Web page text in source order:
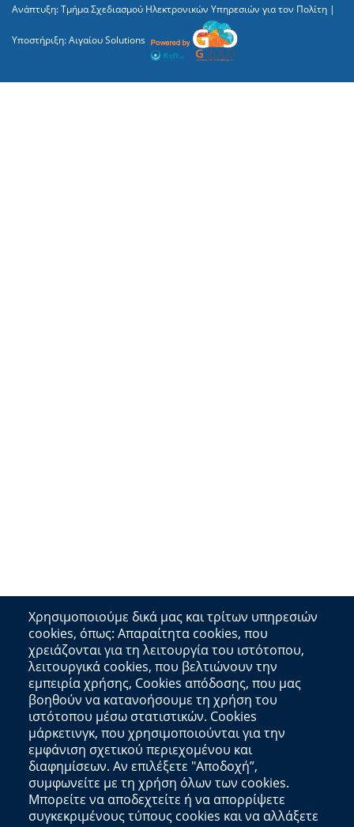
Χρησιμοποιούμε δικά μας και τρίτων υπηρεσιών
cookies, όπως: Απαραίτητα cookies, που
χρειάζονται για τη λειτουργία του ιστότοπου,
λειτουργικά cookies, που βελτιώνουν την
εμπειρία χρήσης, Cookies απόδοσης, που μας
βοηθούν να κατανοήσουμε τη χρήση του
ιστότοπου μέσω στατιστικών. Cookies
μάρκετινγκ, που χρησιμοποιούνται για την
εμφάνιση σχετικού περιεχομένου και
διαφημίσεων. Αν επιλέξετε "Αποδοχή”,
συμφωνείτε με τη χρήση όλων των cookies.
Μπορείτε να αποδεχτείτε ή να απορρίψετε
συγκεκριμένους τύπους cookies και να αλλάξετε
Ανάπτυξη:Τμήμα Σχεδιασμού Ηλεκτρονικών Υπηρεσιών για τον Πολίτη |
Υποστήριξη:Αιγαίου Solutions